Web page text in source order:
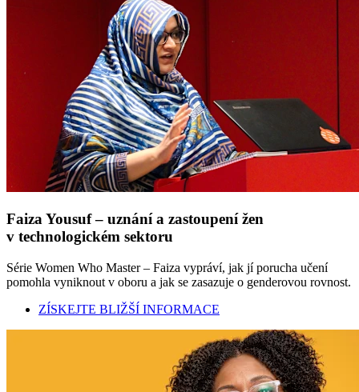
Faiza Yousuf – uznání a zastoupení žen
v technologickém sektoru
Série Women Who Master – Faiza vypráví, jak jí porucha učení
pomohla vyniknout v oboru a jak se zasazuje o genderovou rovnost.
ZÍSKEJTE BLIŽŠÍ INFORMACE